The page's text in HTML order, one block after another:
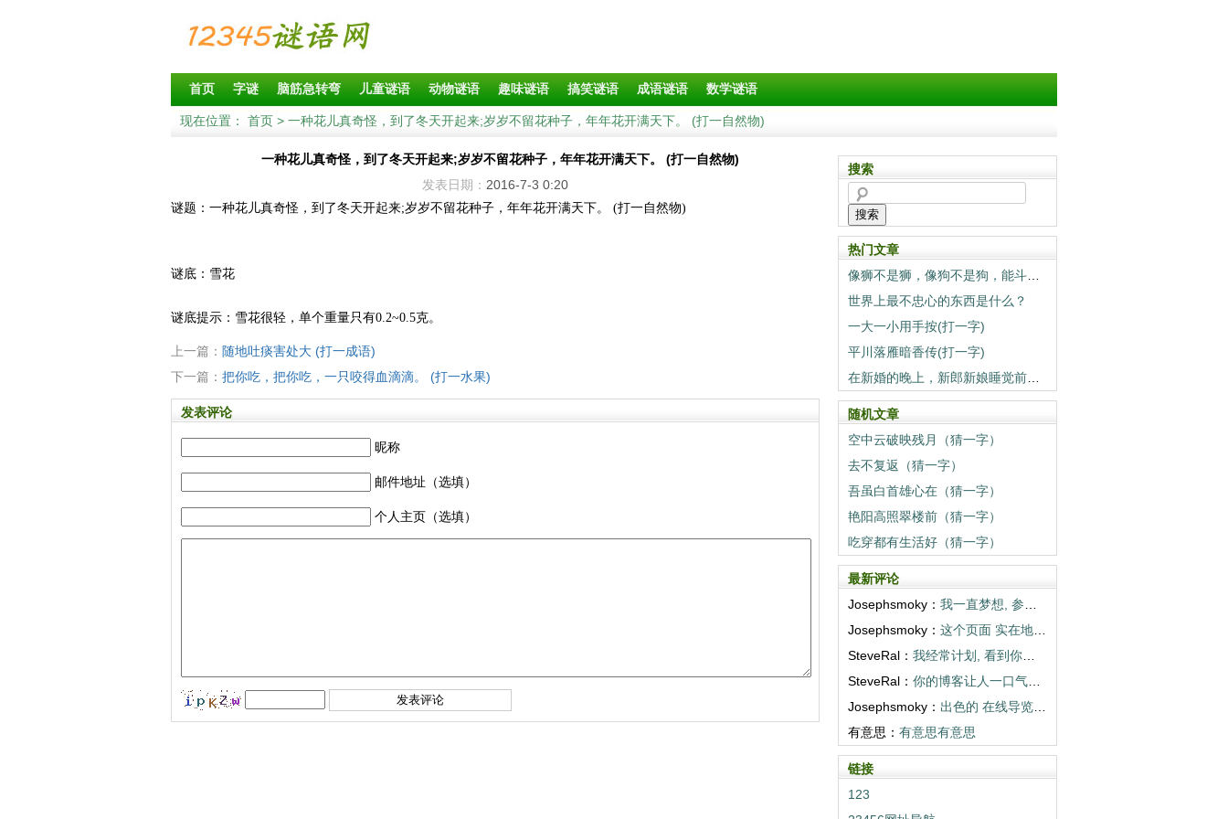
首页 字谜 脑筋急转弯 儿童谜语 动物谜语 趣味谜语 搞笑谜语 成语谜语 数学谜语
现在位置： 首页 > 一种花儿真奇怪，到了冬天开起来;岁岁不留花种子，年年花开满天下。 (打一自然物)
一种花儿真奇怪，到了冬天开起来;岁岁不留花种子，年年花开满天下。 (打一自然物)
发表日期： 2016-7-3 0:20
谜题：一种花儿真奇怪，到了冬天开起来;岁岁不留花种子，年年花开满天下。 (打一自然物)
谜底：雪花
谜底提示：雪花很轻，单个重量只有0.2~0.5克。
上一篇： 随地吐痰害处大 (打一成语)
下一篇： 把你吃，把你吃，一只咬得血滴滴。 (打一水果)
发表评论
昵称
邮件地址（选填）
个人主页（选填）
搜索
搜索
热门文章
世界上最不忠心的东西是什么？
一大一小用手按(打一字)
平川落雁暗香传(打一字)
随机文章
空中云破映残月（猜一字）
去不复返（猜一字）
吾虽白首雄心在（猜一字）
艳阳高照翠楼前（猜一字）
吃穿都有生活好（猜一字）
最新评论
Josephsmoky： 我一直梦想, 参观你们描述的目的地。谢谢...
Josephsmoky： 这个页面 实在地 打开世界。多写些! <...
SteveRal： 我经常计划, 看到你们相册那样的地方。超...
SteveRal： 你的博客让人一口气读完。感谢 温暖。 <...
Josephsmoky： 出色的 在线导览! 你们真棒! <a h...
有意思： 有意思有意思
链接
123